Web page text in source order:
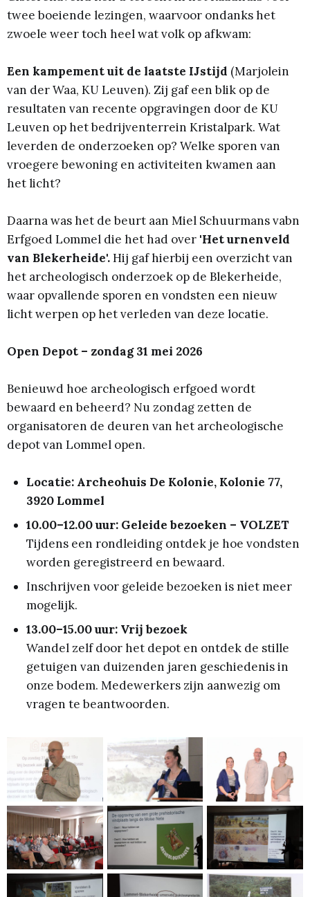
twee boeiende lezingen, waarvoor ondanks het
zwoele weer toch heel wat volk op afkwam:
Een kampement uit de laatste IJstijd (Marjolein
van der Waa, KU Leuven). Zij gaf een blik op de
resultaten van recente opgravingen door de KU
Leuven op het bedrijventerrein Kristalpark. Wat
leverden de onderzoeken op? Welke sporen van
vroegere bewoning en activiteiten kwamen aan
het licht?
Daarna was het de beurt aan Miel Schuurmans vabn
Erfgoed Lommel die het had over 'Het urnenveld
van Blekerheide'.Hij gaf hierbij een overzicht van
het archeologisch onderzoek op de Blekerheide,
waar opvallende sporen en vondsten een nieuw
licht werpen op het verleden van deze locatie.
Open Depot – zondag 31 mei 2026
Benieuwd hoe archeologisch erfgoed wordt
bewaard en beheerd? Nu zondag zetten de
organisatoren de deuren van het archeologische
depot van Lommel open.
Locatie: Archeohuis De Kolonie, Kolonie 77,
3920 Lommel
10.00–12.00 uur: Geleide bezoeken – VOLZET
Tijdens een rondleiding ontdek je hoe vondsten
worden geregistreerd en bewaard.
Inschrijven voor geleide bezoeken is niet meer
mogelijk.
13.00–15.00 uur: Vrij bezoek
Wandel zelf door het depot en ontdek de stille
getuigen van duizenden jaren geschiedenis in
onze bodem. Medewerkers zijn aanwezig om
vragen te beantwoorden.